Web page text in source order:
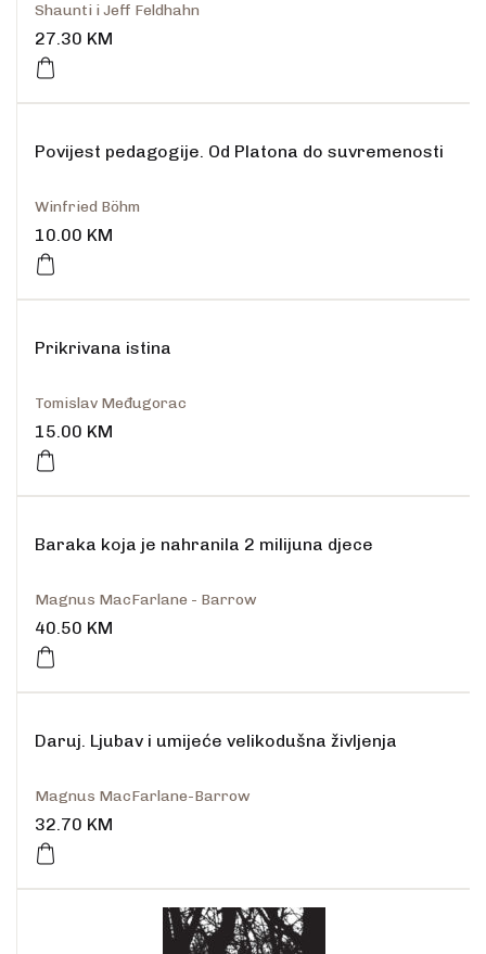
Shaunti i Jeff Feldhahn
27.30 KM
Povijest pedagogije. Od Platona do suvremenosti
Winfried Böhm
10.00 KM
Prikrivana istina
Tomislav Međugorac
15.00 KM
Baraka koja je nahranila 2 milijuna djece
Magnus MacFarlane - Barrow
40.50 KM
Daruj. Ljubav i umijeće velikodušna življenja
Magnus MacFarlane-Barrow
32.70 KM